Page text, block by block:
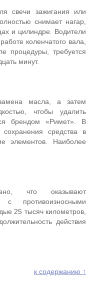
свечи зажигания или
снимает нагар,
и цилиндре. Водители
коленчатого вала,
процедуры, требуется
минут.
масла, а затем
чтобы удалить
брендом «Римет». В
сохранения средства в
элементов. Наиболее
что оказывают
с противоизносными
25 тысяч километров,
действия
к содержанию ↑